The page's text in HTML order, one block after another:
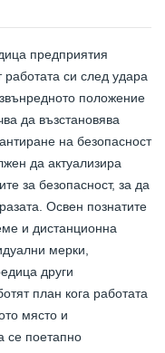
предприятия
работата си след удара
положение
да възстановява
на безопасност
да актуализира
за безопасност, за да
Освен познатите
и дистанционна
мерки,
други
план кога работата
място и
се поетапно